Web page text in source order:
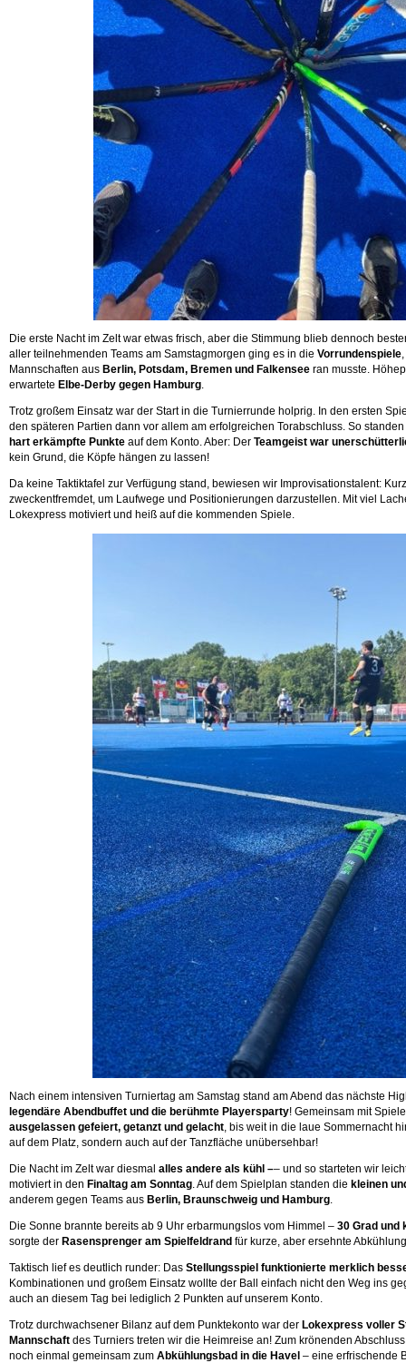
Die erste Nacht im Zelt war etwas frisch, aber die Stimmung blieb dennoch
aller teilnehmenden Teams am Samstagmorgen ging es in die Vorrundenspiele
Mannschaften aus Berlin, Potsdam, Bremen und Falkensee ran musste.
erwartete Elbe-Derby gegen Hamburg.
Trotz großem Einsatz war der Start in die Turnierrunde holprig. In den ersten
den späteren Partien dann vor allem am erfolgreichen Torabschluss. So
hart erkämpfte Punkte auf dem Konto. Aber: Der Teamgeist war
kein Grund, die Köpfe hängen zu lassen!
Da keine Taktiktafel zur Verfügung stand, bewiesen wir Improvisationstalent:
zweckentfremdet, um Laufwege und Positionierungen darzustellen. Mit viel
Lokexpress motiviert und heiß auf die kommenden Spiele.
Nach einem intensiven Turniertag am Samstag stand am Abend das nächste
legendäre Abendbuffet und die berühmte Playersparty! Gemeinsam mit
ausgelassen gefeiert, getanzt und gelacht, bis weit in die laue Sommernacht
auf dem Platz, sondern auch auf der Tanzfläche unübersehbar!
Die Nacht im Zelt war diesmal alles andere als kühl –– und so starteten wir
motiviert in den Finaltag am Sonntag. Auf dem Spielplan standen die kleinen
anderem gegen Teams aus Berlin, Braunschweig und Hamburg.
Die Sonne brannte bereits ab 9 Uhr erbarmungslos vom Himmel – 30 Grad und
sorgte der Rasensprenger am Spielfeldrand für kurze, aber ersehnte
Taktisch lief es deutlich runder: Das Stellungsspiel funktionierte merklich
Kombinationen und großem Einsatz wollte der Ball einfach nicht den Weg ins
auch an diesem Tag bei lediglich 2 Punkten auf unserem Konto.
Trotz durchwachsener Bilanz auf dem Punktekonto war der Lokexpress voller
Mannschaft des Turniers treten wir die Heimreise an! Zum krönenden
noch einmal gemeinsam zum Abkühlungsbad in die Havel – eine erfrischende